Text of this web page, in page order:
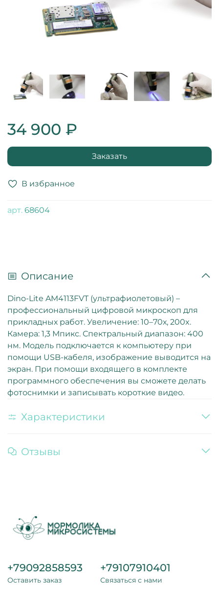
В избранное
арт. 68604
34 900 ₽
Заказать
Описание
Dino-Lite AM4113FVT (ультрафиолетовый) –
профессиональный цифровой микроскоп для
прикладных работ. Увеличение: 10–70х, 200x.
Камера: 1,3 Мпикс. Спектральный диапазон: 400
нм. Модель подключается к компьютеру при
помощи USB-кабеля, изображение выводится на
экран. При помощи входящего в комплекте
программного обеспечения вы сможете делать
фотоснимки и записывать короткие видео.
Характеристики
Отзывы
+79092858593
Оставить заказ
+79107910401
Связаться с нами